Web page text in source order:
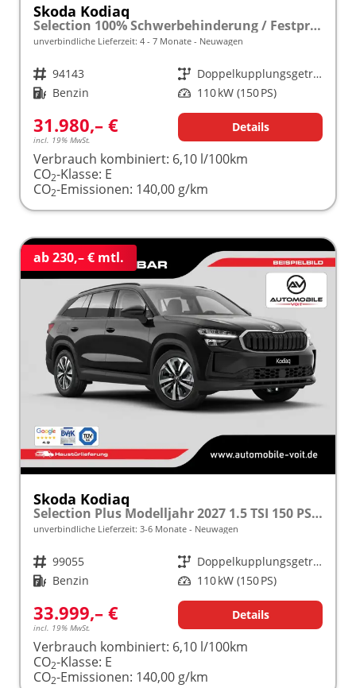
Skoda Kodiaq
Selection 100% Schwerbehinderung / Festpreisgarantie* Modelljahr 1.5 TSI Mild-Hybrid 150PS DSG "Sonderangebot bei Schwerbehinderung" frei konfigurierbar!
unverbindliche Lieferzeit: 4 - 7 Monate Neuwagen
Fahrzeugnr. 94143 Getriebe
Doppelkupplungsgetriebe (DSG)
Kraftstoff Benzin Leistung 110 kW (150 PS)
31.980,– €
incl. 19% MwSt.
Details
Verbrauch kombiniert: 6,10 l/100km
CO2-Klasse: E
CO2-Emissionen: 140,00 g/km
ab 230,– € mtl.
Skoda Kodiaq
Selection Plus Modelljahr 2027 1.5 TSI 150 PS DSG TEMPOMAT/R.KAMERA/SHZ/LED/LENKRADHEIZUNG frei konfigurierbar!
unverbindliche Lieferzeit: 3-6 Monate Neuwagen
Fahrzeugnr. 99055 Getriebe
Doppelkupplungsgetriebe (DSG)
Kraftstoff Benzin Leistung 110 kW (150 PS)
33.999,– €
incl. 19% MwSt.
Details
Verbrauch kombiniert: 6,10 l/100km
CO2-Klasse: E
CO2-Emissionen: 140,00 g/km